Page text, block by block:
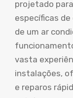
projetado
específicas
de um ar
vasta
instalações,
e reparos